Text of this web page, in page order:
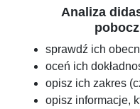
Analiza
sprawdź ich
oceń ich
opisz ich zakres
opisz informacje,